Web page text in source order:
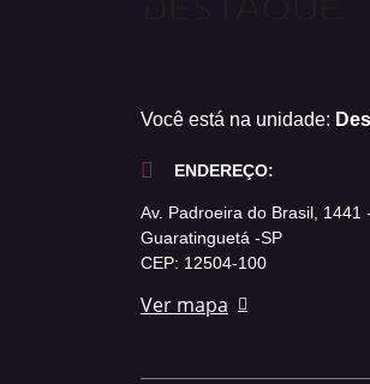
Você está na unidade:
ENDEREÇO:
Av. Padroeira do Brasil, 1441
Guaratinguetá -SP
CEP: 12504-100
Ver mapa